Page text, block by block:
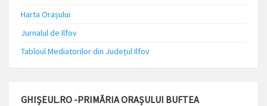
Harta Orașului
Jurnalul de Ilfov
Tabloul Mediatorilor din Județul Ilfov
GHIȘEUL.RO -PRIMĂRIA ORAȘULUI BUFTEA